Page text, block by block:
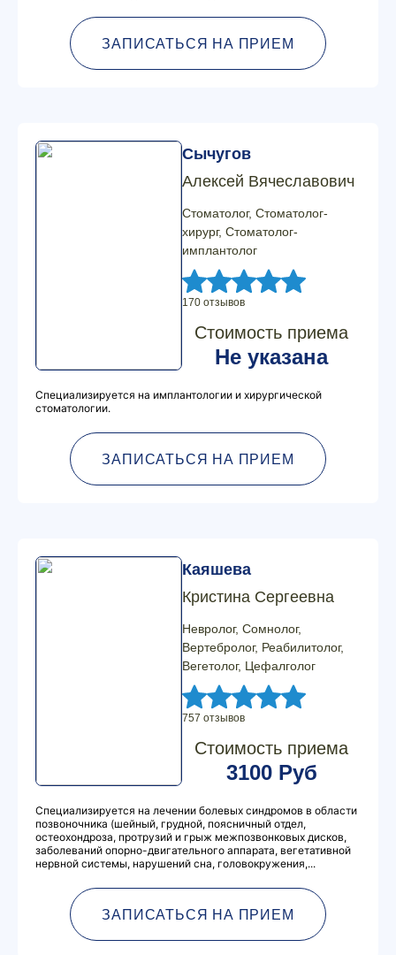
ЗАПИСАТЬСЯ НА ПРИЕМ
Сычугов
Алексей Вячеславович
Стоматолог, Стоматолог-
хирург, Стоматолог-
имплантолог
170 отзывов
Стоимость приема
Не указана
Специализируется на имплантологии и хирургической
стоматологии.
ЗАПИСАТЬСЯ НА ПРИЕМ
Каяшева
Кристина Сергеевна
Невролог, Сомнолог,
Вертебролог, Реабилитолог,
Вегетолог, Цефалголог
757 отзывов
Стоимость приема
3100 Руб
Специализируется на лечении болевых синдромов в области
позвоночника (шейный, грудной, поясничный отдел,
остеохондроза, протрузий и грыж межпозвонковых дисков,
заболеваний опорно-двигательного аппарата, вегетативной
нервной системы, нарушений сна, головокружения,...
ЗАПИСАТЬСЯ НА ПРИЕМ